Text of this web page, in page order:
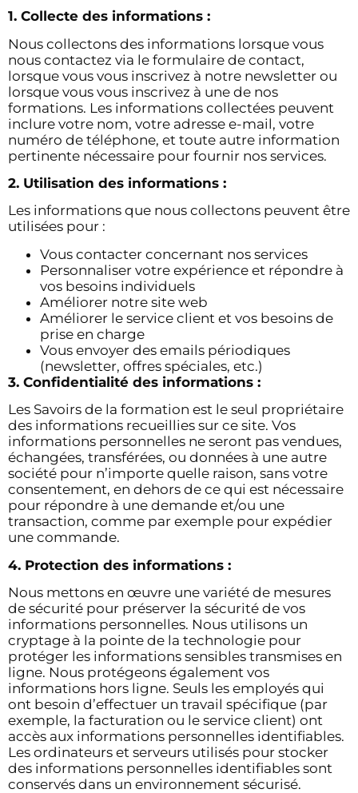
1. Collecte des informations :
Nous collectons des informations lorsque vous
nous contactez via le formulaire de contact,
lorsque vous vous inscrivez à notre newsletter ou
lorsque vous vous inscrivez à une de nos
formations. Les informations collectées peuvent
inclure votre nom, votre adresse e-mail, votre
numéro de téléphone, et toute autre information
pertinente nécessaire pour fournir nos services.
2. Utilisation des informations :
Les informations que nous collectons peuvent être
utilisées pour :
Vous contacter concernant nos services
Personnaliser votre expérience et répondre à
vos besoins individuels
Améliorer notre site web
Améliorer le service client et vos besoins de
prise en charge
Vous envoyer des emails périodiques
(newsletter, offres spéciales, etc.)
3. Confidentialité des informations :
Les Savoirs de la formation est le seul propriétaire
des informations recueillies sur ce site. Vos
informations personnelles ne seront pas vendues,
échangées, transférées, ou données à une autre
société pour n’importe quelle raison, sans votre
consentement, en dehors de ce qui est nécessaire
pour répondre à une demande et/ou une
transaction, comme par exemple pour expédier
une commande.
4. Protection des informations :
Nous mettons en œuvre une variété de mesures
de sécurité pour préserver la sécurité de vos
informations personnelles. Nous utilisons un
cryptage à la pointe de la technologie pour
protéger les informations sensibles transmises en
ligne. Nous protégeons également vos
informations hors ligne. Seuls les employés qui
ont besoin d’effectuer un travail spécifique (par
exemple, la facturation ou le service client) ont
accès aux informations personnelles identifiables.
Les ordinateurs et serveurs utilisés pour stocker
des informations personnelles identifiables sont
conservés dans un environnement sécurisé.